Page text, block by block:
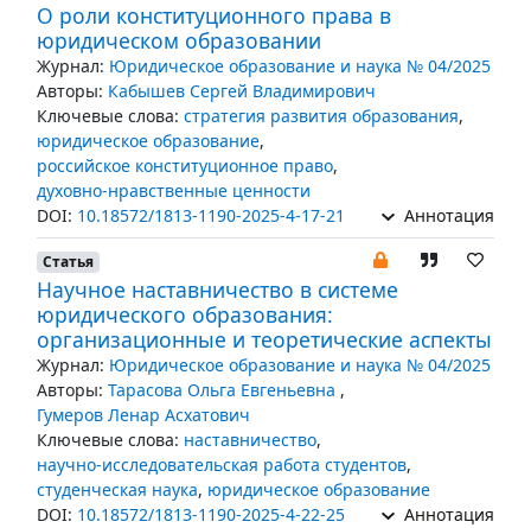
О роли конституционного права в
юридическом образовании
Журнал: Юридическое образование и наука № 04/2025
Авторы: Кабышев Сергей Владимирович
Ключевые слова: стратегия развития образования,
юридическое образование,
российское конституционное право,
духовно-нравственные ценности
DOI: 10.18572/1813-1190-2025-4-17-21 Аннотация
Статья
Научное наставничество в системе
юридического образования:
организационные и теоретические аспекты
Журнал: Юридическое образование и наука № 04/2025
Авторы: Тарасова Ольга Евгеньевна ,
Гумеров Ленар Асхатович
Ключевые слова: наставничество,
научно-исследовательская работа студентов,
студенческая наука, юридическое образование
DOI: 10.18572/1813-1190-2025-4-22-25 Аннотация